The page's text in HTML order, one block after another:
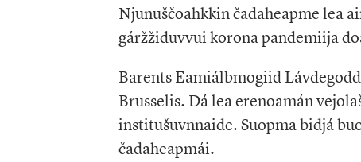
Njunuščoahkkin čađaheapme lea
gáržžiduvvui korona pandemiija
Barents Eamiálbmogiid
Brusselis. Dá lea erenoamán
institušuvnnaide. Suopma bidjá
čađaheapmái.